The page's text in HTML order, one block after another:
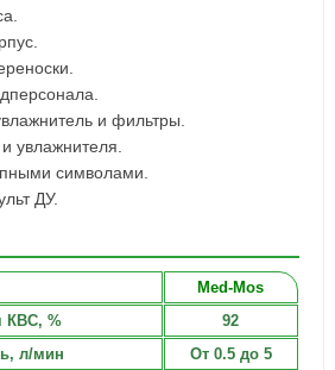
и фильтры.
увлажнителя.
символами.
ДУ.
Med-Mos
КВС, %
92
л/мин
От 0.5 до 5